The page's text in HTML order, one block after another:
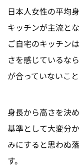
日本人女性の平均
キッチンが主流とな
ご自宅のキッチン
さを感じているな
が合っていないこ
身長から高さを決
基準として大変分
みにすると思わぬ
す。